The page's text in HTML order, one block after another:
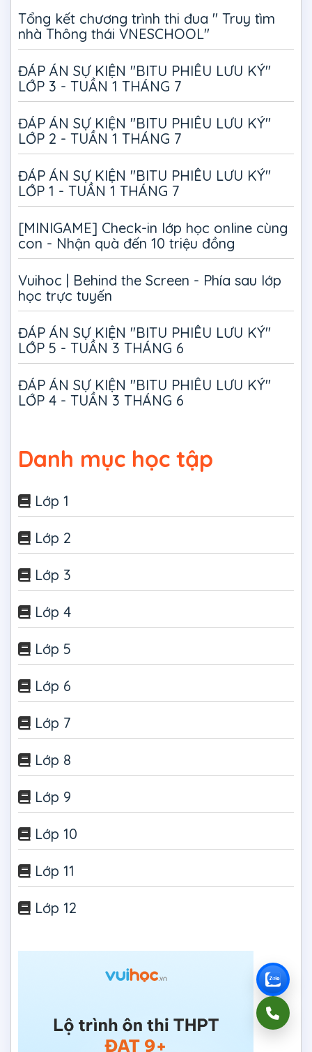
Tổng kết chương trình thi đua " Truy tìm
nhà Thông thái VNESCHOOL"
ĐÁP ÁN SỰ KIỆN "BITU PHIÊU LƯU KÝ"
LỚP 3 - TUẦN 1 THÁNG 7
ĐÁP ÁN SỰ KIỆN "BITU PHIÊU LƯU KÝ"
LỚP 2 - TUẦN 1 THÁNG 7
ĐÁP ÁN SỰ KIỆN "BITU PHIÊU LƯU KÝ"
LỚP 1 - TUẦN 1 THÁNG 7
[MINIGAME] Check-in lớp học online cùng
con - Nhận quà đến 10 triệu đồng
Vuihoc | Behind the Screen - Phía sau lớp
học trực tuyến
ĐÁP ÁN SỰ KIỆN "BITU PHIÊU LƯU KÝ"
LỚP 5 - TUẦN 3 THÁNG 6
ĐÁP ÁN SỰ KIỆN "BITU PHIÊU LƯU KÝ"
LỚP 4 - TUẦN 3 THÁNG 6
Danh mục học tập
Lớp 1
Lớp 2
Lớp 3
Lớp 4
Lớp 5
Lớp 6
Lớp 7
Lớp 8
Lớp 9
Lớp 10
Lớp 11
Lớp 12